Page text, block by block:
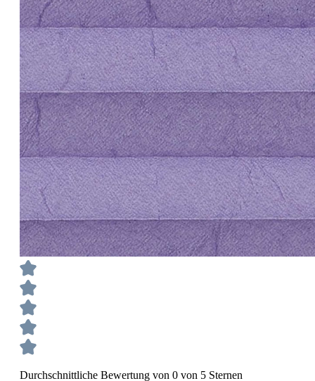
Durchschnittliche Bewertung von 0 von 5 Sternen